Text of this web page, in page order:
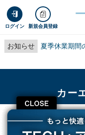
ログイン 新規会員登録
お知らせ 夏季休業期間
カー
TECH+ テクノロジー